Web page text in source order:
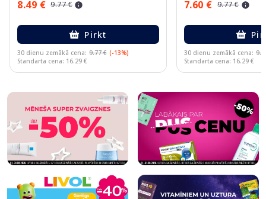
8.49 € 9.77 €
Pirkt
30 dienu zemākā cena: 9.77 € (-13%)
Standarta cena: 16.29 €
7.60 € 9.77 €
30 dienu zemākā cena:
Standarta cena: 16.29 €